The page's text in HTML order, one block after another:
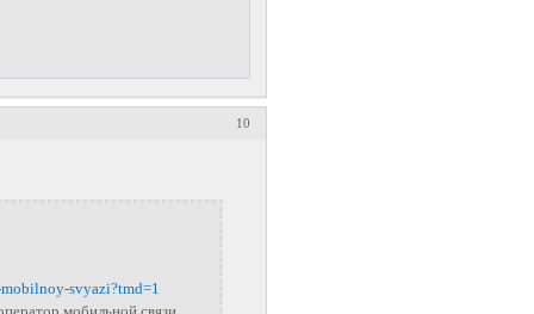
10
svyazi?tmd=1